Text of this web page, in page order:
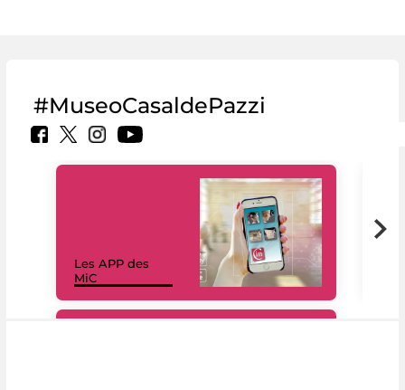
#MuseoCasaldePazzi
Les APP des
MiC